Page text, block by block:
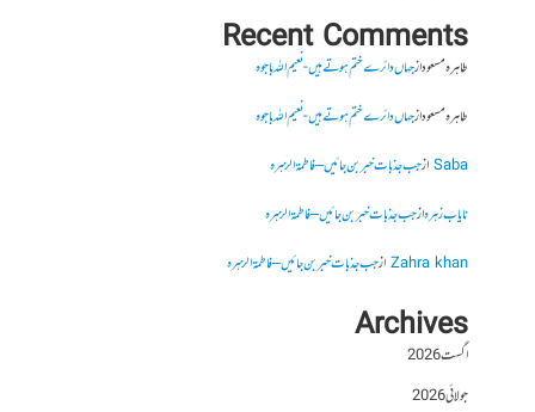
Recent Comments
طاہرہ مسعودازجہاں دائرے ختم ہوتے ہیں- نعیم اللہ باجوہ
طاہرہ مسعودازجہاں دائرے ختم ہوتے ہیں- نعیم اللہ باجوہ
Sabaازجب جذبات خبر بن جائیں – فاطمۃالزہرہ
نایاب زہرہازجب جذبات خبر بن جائیں – فاطمۃالزہرہ
Zahra khanازجب جذبات خبر بن جائیں – فاطمۃالزہرہ
Archives
اگست 2026
جولائی 2026